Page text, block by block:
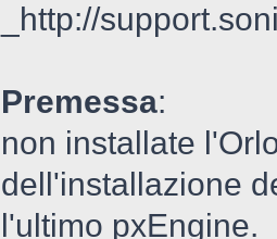
_http://
Premessa:
non installate
dell'installazione
l'ultimo pxEngine.